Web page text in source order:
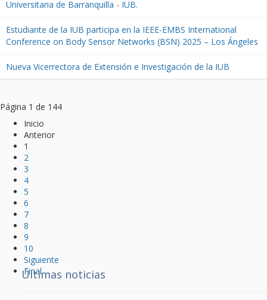
Universitaria de Barranquilla - IUB.
Estudiante de la IUB participa en la IEEE-EMBS International
Conference on Body Sensor Networks (BSN) 2025 – Los Ángeles
Nueva Vicerrectora de Extensión e Investigación de la IUB
Página 1 de 144
Inicio
Anterior
1
2
3
4
5
6
7
8
9
10
Siguiente
Final
Últimas noticias